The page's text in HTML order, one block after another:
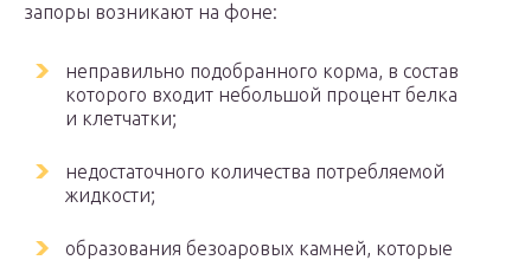
запоры возникают на фоне:
неправильно подобранного корма, в состав
которого входит небольшой процент белка
и клетчатки;
недостаточного количества потребляемой
жидкости;
образования безоаровых камней, которые